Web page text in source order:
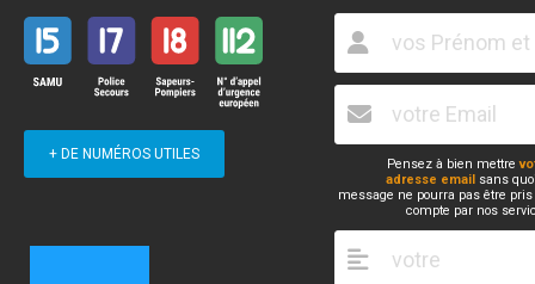
+ DE NUMÉROS UTILES
Pensez à bien mettre
adresse email sans
message ne pourra pas être
compte par nos